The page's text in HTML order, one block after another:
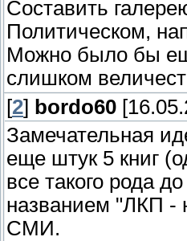
Составить
Политическом,
Можно было бы
слишком
[2] bordo60
Замечательная
еще штук 5 книг
все такого рода
названием "ЛКП -
СМИ.